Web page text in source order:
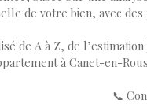
de votre bien, avec
de A à Z, de
à Canet-en-
📞